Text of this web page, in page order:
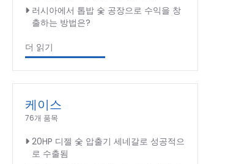
러시아에서 톱밥 숯 공장으로 수익을 창
출하는 방법은?
더 읽기
케이스
76개 품목
20HP 디젤 숯 압출기 세네갈로 성공적으
로 수출됨